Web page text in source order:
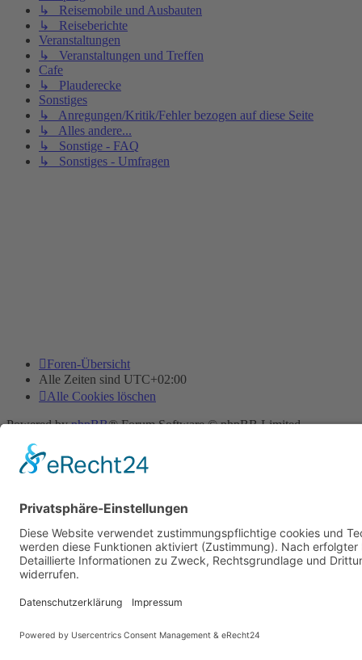
↳ Reisemobile und Ausbauten
↳ Reiseberichte
Veranstaltungen
↳ Veranstaltungen und Treffen
Cafe
↳ Plauderecke
Sonstiges
↳ Anregungen/Kritik/Fehler bezogen auf diese Seite
↳ Alles andere...
↳ Sonstige - FAQ
↳ Sonstiges - Umfragen
Foren-Übersicht
Alle Zeiten sind UTC+02:00
Alle Cookies löschen
Powered byphpBB® Forum Software © phpBB Limited
Deutsche Übersetzung durch
Datenschutz |Nutzungsbedingungen
Time: 0.026s| Peak Memory Usage: 10.33 MiB | GZIP: Off